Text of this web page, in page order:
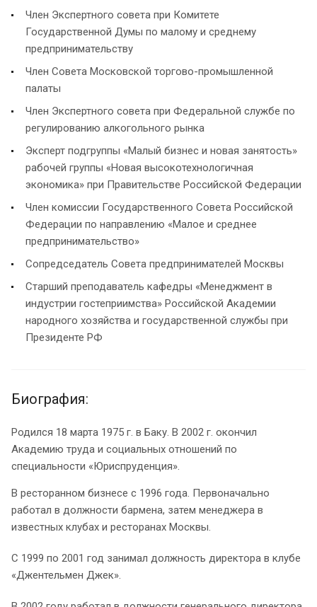
Член Экспертного совета при Комитете
Государственной Думы по малому и среднему
предпринимательству
Член Совета Московской торгово-промышленной
палаты
Член Экспертного совета при Федеральной службе по
регулированию алкогольного рынка
Эксперт подгруппы «Малый бизнес и новая занятость»
рабочей группы «Новая высокотехнологичная
экономика» при Правительстве Российской Федерации
Член комиссии Государственного Совета Российской
Федерации по направлению «Малое и среднее
предпринимательство»
Сопредседатель Совета предпринимателей Москвы
Старший преподаватель кафедры «Менеджмент в
индустрии гостеприимства» Российской Академии
народного хозяйства и государственной службы при
Президенте РФ
Биография:
Родился 18 марта 1975 г. в Баку. В 2002 г. окончил
Академию труда и социальных отношений по
специальности «Юриспруденция».
В ресторанном бизнесе с 1996 года. Первоначально
работал в должности бармена, затем менеджера в
известных клубах и ресторанах Москвы.
С 1999 по 2001 год занимал должность директора в клубе
«Джентельмен Джек».